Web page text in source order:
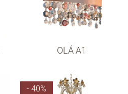
OLÁ A1
- 40%